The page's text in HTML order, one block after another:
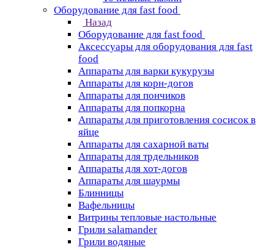
Оборудование для fast food
Назад
Оборудование для fast food
Аксессуары для оборудования для fast
food
Аппараты для варки кукурузы
Аппараты для корн-догов
Аппараты для пончиков
Аппараты для попкорна
Аппараты для приготовления сосисок в
яйце
Аппараты для сахарной ваты
Аппараты для трдельников
Аппараты для хот-догов
Аппараты для шаурмы
Блинницы
Вафельницы
Витрины тепловые настольные
Грили salamander
Грили водяные